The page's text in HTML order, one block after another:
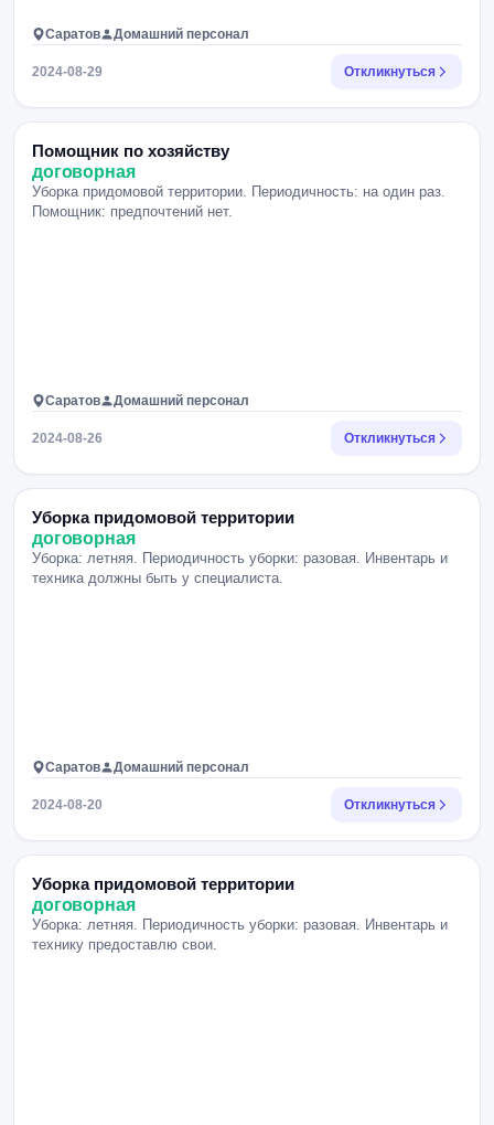
Саратов Домашний персонал
2024-08-29 Откликнуться
Помощник по хозяйству
договорная
Уборка придомовой территории. Периодичность: на один раз.
Помощник: предпочтений нет.
Саратов Домашний персонал
2024-08-26 Откликнуться
Уборка придомовой территории
договорная
Уборка: летняя. Периодичность уборки: разовая. Инвентарь и
техника должны быть у специалиста.
Саратов Домашний персонал
2024-08-20 Откликнуться
Уборка придомовой территории
договорная
Уборка: летняя. Периодичность уборки: разовая. Инвентарь и
технику предоставлю свои.